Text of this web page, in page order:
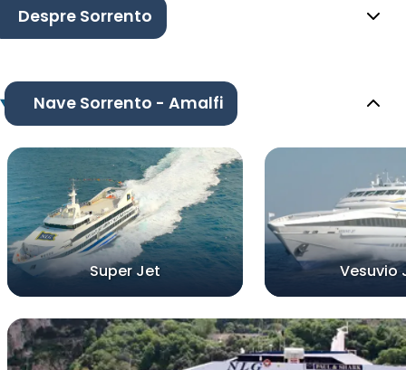
Despre Sorrento
Nave Sorrento - Amalfi
Super Jet Vesuvio